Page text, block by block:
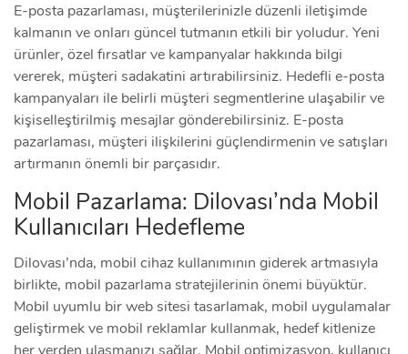
E-posta pazarlaması, müşterilerinizle düzenli iletişimde
kalmanın ve onları güncel tutmanın etkili bir yoludur. Yeni
ürünler, özel fırsatlar ve kampanyalar hakkında bilgi
vererek, müşteri sadakatini artırabilirsiniz. Hedefli e-posta
kampanyaları ile belirli müşteri segmentlerine ulaşabilir ve
kişiselleştirilmiş mesajlar gönderebilirsiniz. E-posta
pazarlaması, müşteri ilişkilerini güçlendirmenin ve satışları
artırmanın önemli bir parçasıdır.
Mobil Pazarlama: Dilovası’nda Mobil
Kullanıcıları Hedefleme
Dilovası’nda, mobil cihaz kullanımının giderek artmasıyla
birlikte, mobil pazarlama stratejilerinin önemi büyüktür.
Mobil uyumlu bir web sitesi tasarlamak, mobil uygulamalar
geliştirmek ve mobil reklamlar kullanmak, hedef kitlenize